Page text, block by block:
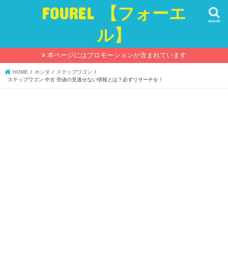
FOUREL 【フォーエ
ル】
search
本ページにはプロモーションが含まれています
HOME ホンダ
ステップワゴン
ステップワゴン 中古 売値の見逃せない情報とは？必ずリサーチを！